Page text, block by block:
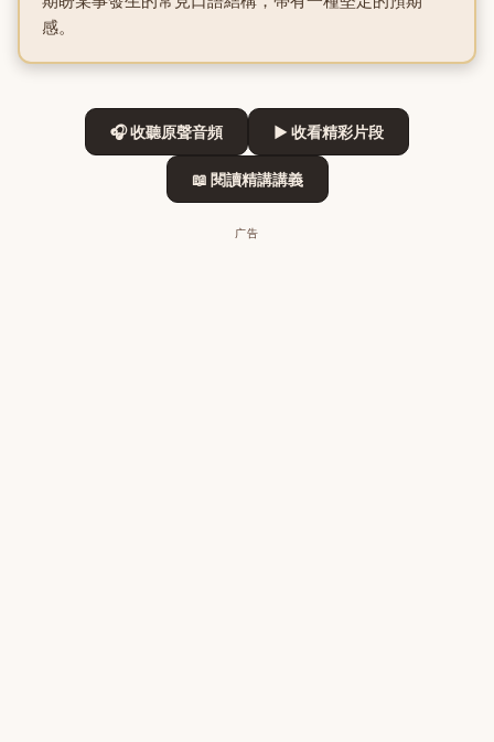
感。
🎧 收聽原聲音頻 ▶ 收看精彩片段
📖 閱讀精講講義
广告